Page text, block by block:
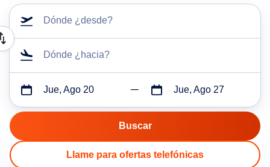
Dónde ¿desde?
Dónde ¿hacia?
Jue, Ago 20 Jue, Ago 27
Llame para ofertas telefónicas